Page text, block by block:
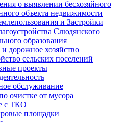
о выявлении бесхозяйного
объекта недвижимости
и Застройки
Слюдянского
образования
и дорожное хозяйство
сельских поселений
проекты
обслуживание
очистке от мусора
с ТКО
площадки